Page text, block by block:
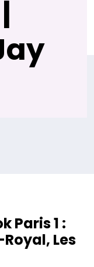
Paris 1 :
Les